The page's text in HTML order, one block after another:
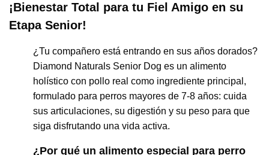
¡Bienestar Total para tu Fiel Amigo en su
Etapa Senior!
¿Tu compañero está entrando en sus años dorados?
Diamond Naturals Senior Dog es un alimento
holístico con pollo real como ingrediente principal,
formulado para perros mayores de 7-8 años: cuida
sus articulaciones, su digestión y su peso para que
siga disfrutando una vida activa.
¿Por qué un alimento especial para perro